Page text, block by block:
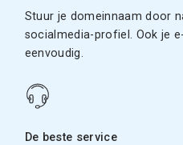
Stuur je domeinnaam door
socialmedia-profiel. Ook je
eenvoudig.
De beste service